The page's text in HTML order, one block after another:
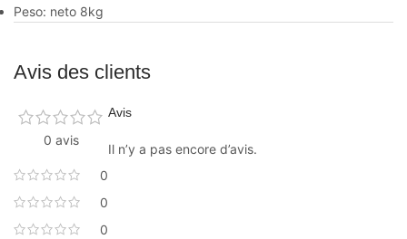
Peso: neto 8kg
Avis des clients
0 avis
0
0
0
Avis
Il n’y a pas encore d’avis.